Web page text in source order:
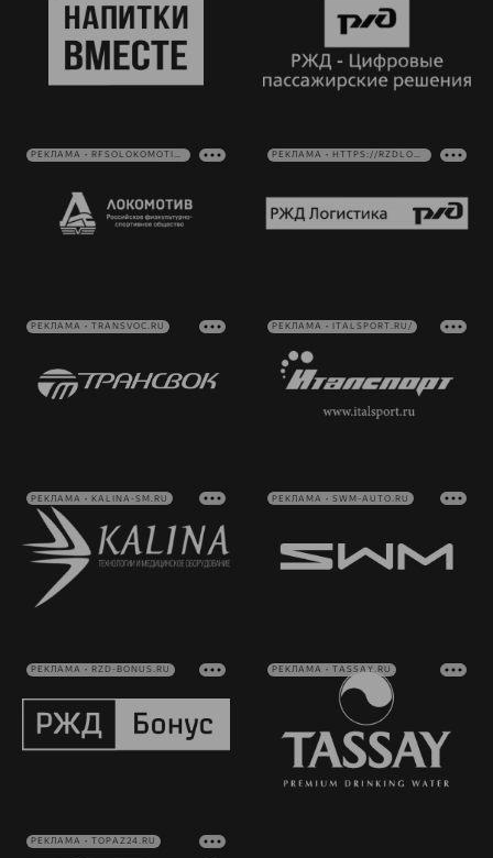
РЕКЛАМА • RFSOLOKOMOTIV.RU РЕКЛАМА • HTTPS://RZDLOG.RU/
РЕКЛАМА • TRANSVOC.RU РЕКЛАМА • ITALSPORT.RU/
РЕКЛАМА • KALINA-SM.RU РЕКЛАМА • SWM-AUTO.RU
РЕКЛАМА • RZD-BONUS.RU РЕКЛАМА • TASSAY.RU
РЕКЛАМА • TOPAZ24.RU